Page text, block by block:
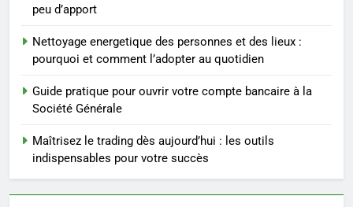
Postures de yoga essentielles
rapidement et durable
BIEN ÊTRE
5
Infection chronique de l’oreille :
tout ce qu’il faut savoir sur les
saignements
SANTÉ
peu d’apport
Nettoyage energetique des personnes et des lieux :
pourquoi et comment l’adopter au quotidien
Guide pratique pour ouvrir votre compte bancaire à la
Société Générale
Maîtrisez le trading dès aujourd’hui : les outils
indispensables pour votre succès